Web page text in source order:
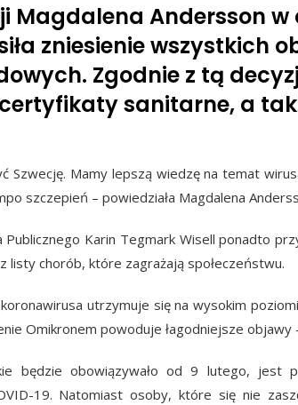
Magdalena Andersson
zniesienie wszystkich
Zgodnie z tą
sanitarne, a
Szwecję. Mamy lepszą wiedzę na temat
szczepień – powiedziała Magdalena
Karin Tegmark Wisell ponadto
listy chorób, które zagrażają społeczeństwu.
utrzymuje się na wysokim
Omikronem powoduje łagodniejsze objawy
będzie obowiązywało od 9 lutego, jest
19. Natomiast osoby, które się nie